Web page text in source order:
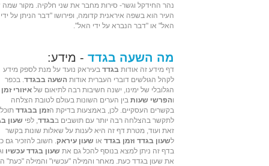
נהר החידקל וגשר- סירות מחבר את שני חלקיה. מקור
העיר הוא בשפה איראנית קדומה, ופירושו "דבר הניתן על ידי
האל" או "דבר הנברא על ידי האל".
מה השעה בגדד - מידע:
דף מידע זה אודות בגדד בעיראק נועד על מנת לספק מידע
לקהל הגולשים דוברי העברית אודות השעה בבגדד. בכפר
הגלובלי של ימינו, ישנה חשיבות רבה לתיאום של איזורי זמן
והפרשי שעות בין הערים השונות בעולם לטובת הצלחה
בקשרים העסקיים. לכן, באמצעות בדיקת הזמן בבגדד
לתקשר בהצלחה רבה יותר עם תושבים בבגדד, לפי שעון
זאת ועוד, מטרת דף זה היא לענות על שאלות שונות בקשר
לשעון בגדד וזמן בגדד או שעון עיראק. חשוב להזכיר גם
בדף זה ניתן למצא בנוסף להכל גם את שעון בגדד עכשיו
את שעון בגדד כעת. מאחר והמילה "עכשיו" והמילה "כעת"